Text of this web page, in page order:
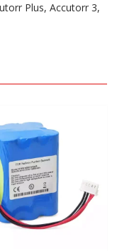
Plus, Accutorr 3,